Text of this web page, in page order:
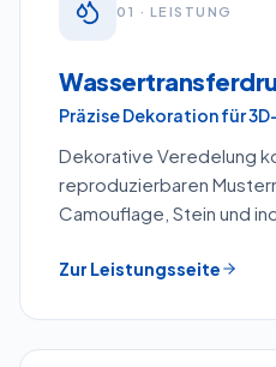
0 1 · LEISTUNG
Präzise Dekoration für
Dekorative Veredelung
reproduzierbaren
Camouflage, Stein und
Zur Leistungsseite